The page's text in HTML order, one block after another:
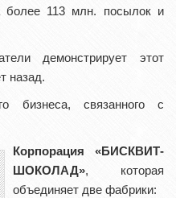
более 113 млн. посылок и
демонстрирует этот
назад.
бизнеса, связанного с
Корпорация «БИСКВИТ-
ШОКОЛАД», которая
объединяет две фабрики: